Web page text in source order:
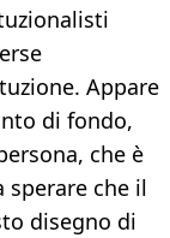
Appare
di fondo,
che è
sperare che il
disegno di